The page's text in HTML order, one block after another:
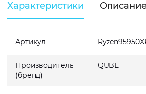
Характеристики Описание
Артикул
Производитель
(бренд)
QUBE